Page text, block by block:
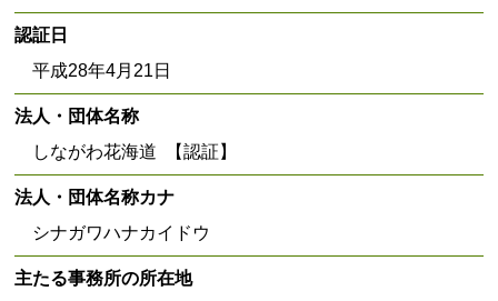
認証日
平成28年4月21日
法人・団体名称
しながわ花海道 【認証】
法人・団体名称カナ
シナガワハナカイドウ
主たる事務所の所在地